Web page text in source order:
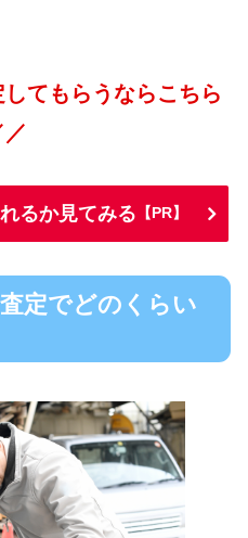
てもらうならこちら
／
るか見てみる 【PR】
定でどのくらい